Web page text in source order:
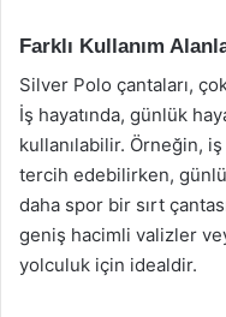
Farklı Kullanım
Silver Polo çantaları,
İş hayatında, günlük
kullanılabilir. Örneğin, iş
tercih edebilirken,
daha spor bir sırt
geniş hacimli valizler
yolculuk için idealdir.